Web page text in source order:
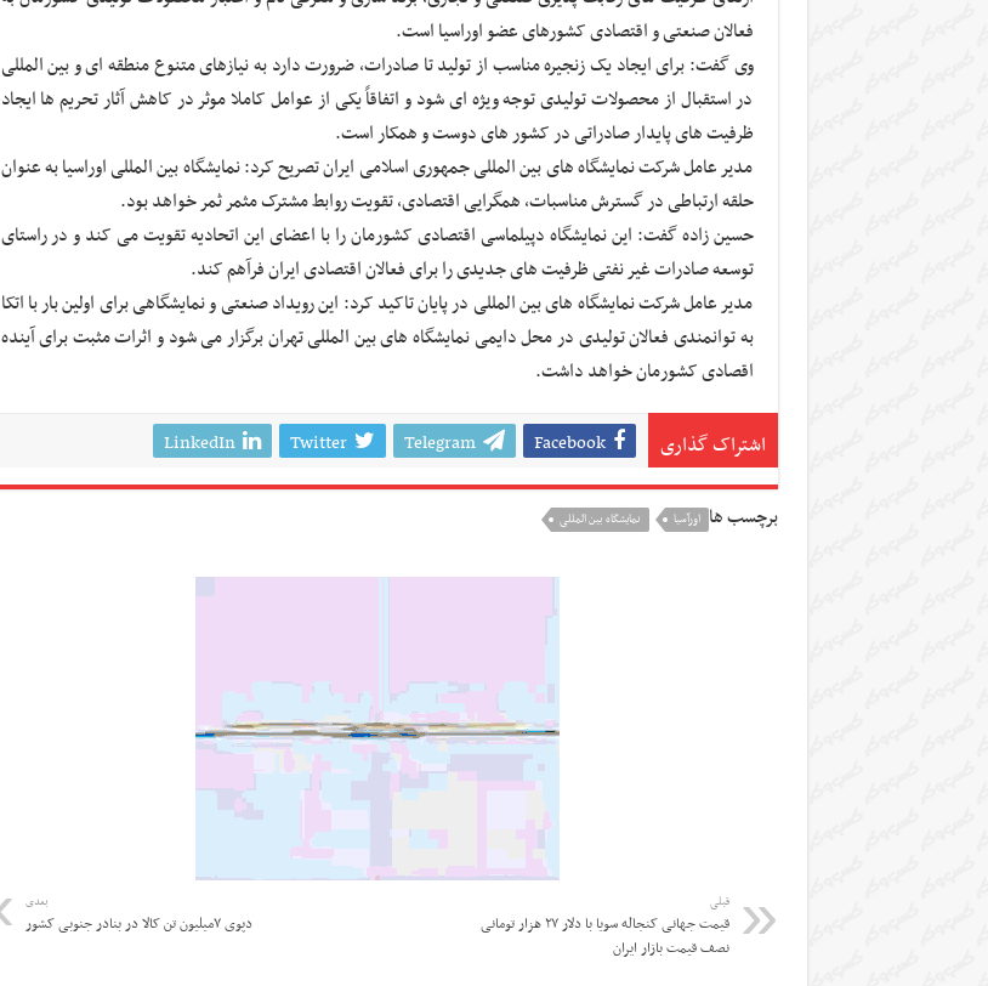
فعالان صنعتی و اقتصادی کشورهای عضو اوراسیا است.
وی گفت: برای ایجاد یک زنجیره مناسب از تولید تا صادرات، ضرورت دارد به نیازهای متنوع منطقه ای و بین المللی
در استقبال از محصولات تولیدی توجه ویژه ای شود و اتفاقاً یکی از عوامل کاملا موثر در کاهش آثار تحریم ها ایجاد
ظرفیت های پایدار صادراتی در کشور های دوست و همکار است.
مدیر عامل شرکت نمایشگاه های بین المللی جمهوری اسلامی ایران تصریح کرد: نمایشگاه بین المللی اوراسیا به عنوان
حلقه ارتباطی در گسترش مناسبات، همگرایی اقتصادی، تقویت روابط مشترک مثمر ثمر خواهد بود.
حسین زاده گفت: این نمایشگاه دپیلماسی اقتصادی کشورمان را با اعضای این اتحادیه تقویت می کند و در راستای
توسعه صادرات غیر نفتی ظرفیت های جدیدی را برای فعالان اقتصادی ایران فرآهم کند.
مدیر عامل شرکت نمایشگاه های بین المللی در پایان تاکید کرد: این رویداد صنعتی و نمایشگاهی برای اولین بار با اتکا
به توانمندی فعالان تولیدی در محل دایمی نمایشگاه های بین المللی تهران برگزار می شود و اثرات مثبت برای آینده
اقصادی کشورمان خواهد داشت.
اشتراک گذاری Facebook
Telegram
Twitter
LinkedIn
برچسب ها اورآسیا نمایشگاه بین المللی
قبلی
قیمت جهانی کنجاله سویا با دلار ۲۷ هزار تومانی
نصف قیمت بازار ایران
بعدی
دپوی ۷میلیون تن کالا در بنادر جنوبی کشور